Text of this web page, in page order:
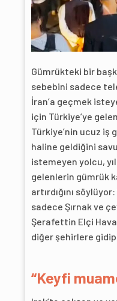
Gümrükteki bir
sebebini sadece
İran’a geçmek
için Türkiye’ye
Türkiye’nin ucuz iş
haline geldiğini
istemeyen yolcu,
gelenlerin gümrük
artırdığını
sadece Şırnak ve
Şerafettin Elçi
diğer şehirlere
“Keyfi